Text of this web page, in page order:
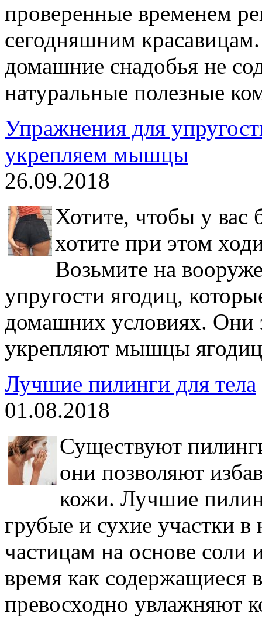
проверенные временем
сегодняшним
домашние снадобья не
натуральные полезные
Упражнения для
укрепляем мышцы
26.09.2018
Хотите, чтобы у вас
хотите при этом
Возьмите на
упругости ягодиц,
домашних условиях. Они
укрепляют мышцы
Лучшие пилинги для тела
01.08.2018
Существуют
они позволяют
кожи. Лучшие
грубые и сухие участки
частицам на основе соли
время как содержащиеся
превосходно увлажняют